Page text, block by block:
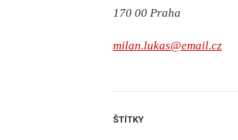
170 00 Praha
milan.lukas@email.cz
ŠTÍTKY